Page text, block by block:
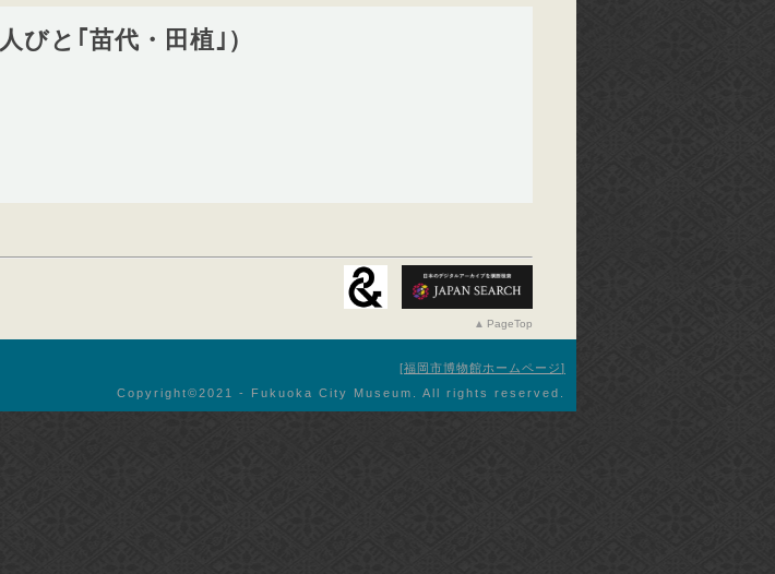
びと｢苗代・田植｣）
PageTop
福岡市博物館ホームページ
Copyright©︎2021 - Fukuoka City Museum. All rights reserved.